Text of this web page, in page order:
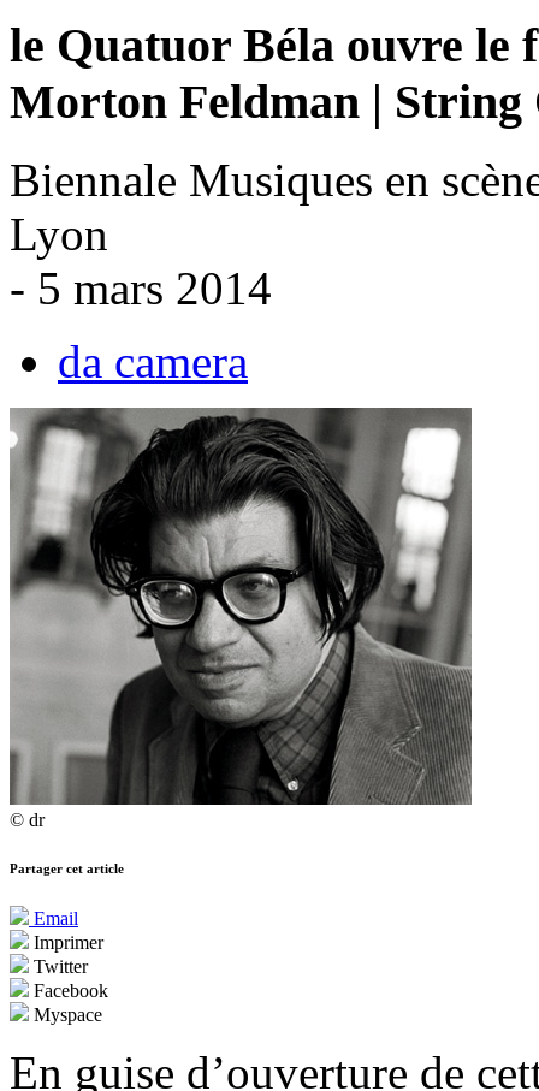
le Quatuor Béla ouvre le
Morton Feldman |
Biennale Musiques en
Lyon
- 5 mars 2014
da camera
© dr
Partager cet article
Email
Imprimer
Twitter
Facebook
Myspace
En guise d’ouverture de